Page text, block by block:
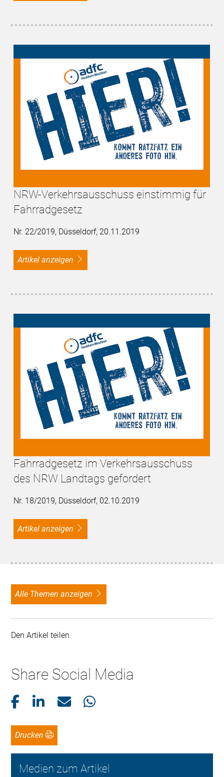
NRW-Verkehrsausschuss einstimmig für
Fahrradgesetz
Nr. 22/2019, Düsseldorf, 20.11.2019
Artikel anzeigen
Fahrradgesetz im Verkehrsausschuss
des NRW Landtags gefordert
Nr. 18/2019, Düsseldorf, 02.10.2019
Artikel anzeigen
alle Themen anzeigen
Den Artikel teilen
Share Social Media
Drucken
Medien zum Artikel